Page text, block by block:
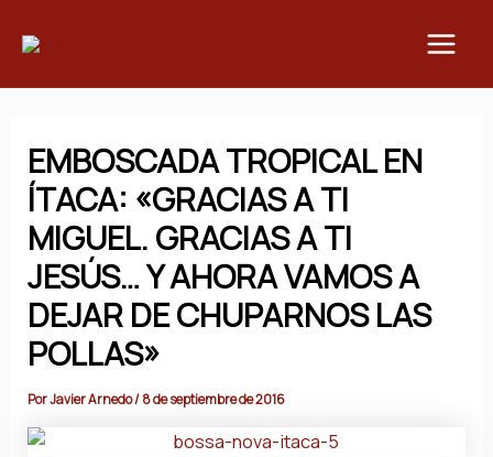
EMBOSCADA TROPICAL EN
ÍTACA: «GRACIAS A TI
MIGUEL. GRACIAS A TI
JESÚS… Y AHORA VAMOS A
DEJAR DE CHUPARNOS LAS
POLLAS»
PorJavier Arnedo/8 de septiembre de 2016